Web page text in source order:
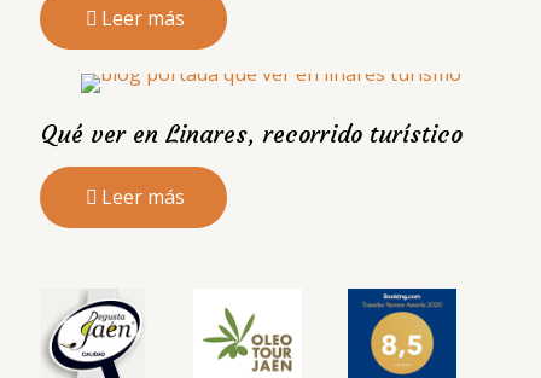
Leer más
Qué ver en Linares, recorrido turístico
Leer más